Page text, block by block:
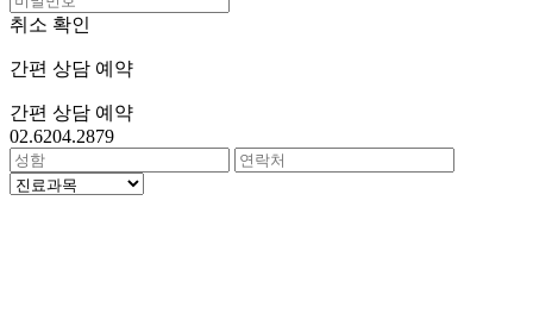
취소 확인
간편 상담 예약
간편 상담 예약
02.6204.2879